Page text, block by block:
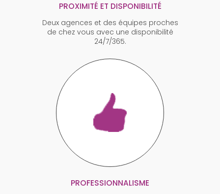
PROXIMITÉ ET DISPONIBILITÉ
Deux agences et des équipes proches
de chez vous avec une disponibilité
24/7/365.
PROFESSIONNALISME